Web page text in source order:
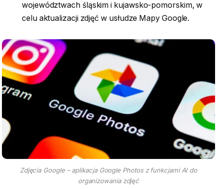
województwach śląskim i kujawsko-pomorskim, w
celu aktualizacji zdjęć w usłudze Mapy Google.
Zdjęcia Google – aplikacja Google Photos z funkcjami AI do
organizowania zdjęć